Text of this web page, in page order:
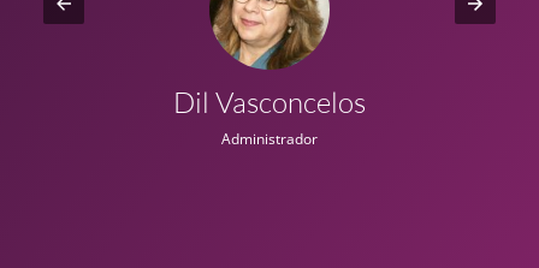
Dil Vasconcelos
Administrador